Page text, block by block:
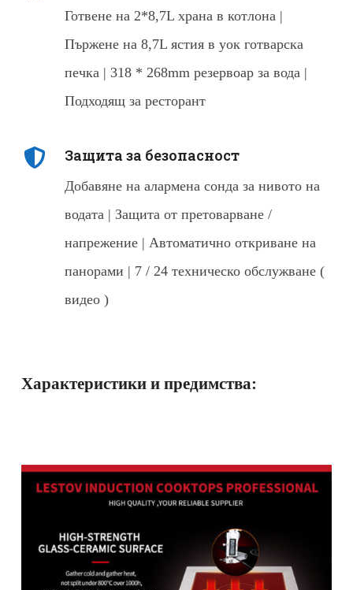
Готвене на 2*8,7L храна в котлона |
Пържене на 8,7L ястия в уок готварска
печка | 318 * 268mm резервоар за вода |
Подходящ за ресторант
Защита за безопасност
Добавяне на алармена сонда за нивото на
водата | Защита от претоварване /
напрежение | Автоматично откриване на
панорами | 7 / 24 техническо обслужване (
видео )
Характеристики и предимства: